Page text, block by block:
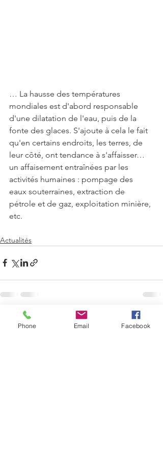
… La hausse des températures
mondiales est d'abord responsable
d'une dilatation de l'eau, puis de la
fonte des glaces. S'ajoute à cela le fait
qu'en certains endroits, les terres, de
leur côté, ont tendance à s'affaisser…
un affaisement entraînées par les
activités humaines : pompage des
eaux souterraines, extraction de
pétrole et de gaz, exploitation minière,
etc.
Actualités
Posts récents Voir tout
Phone Email Facebook